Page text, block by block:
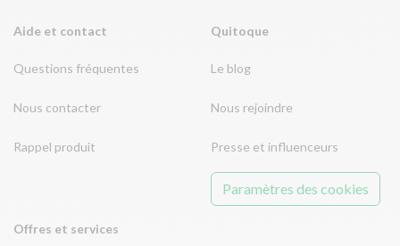
Aide et contact
Questions fréquentes
Nous contacter
Rappel produit
Offres et services
Quitoque
Le blog
Nous rejoindre
Presse et influenceurs
Paramètres des cookies